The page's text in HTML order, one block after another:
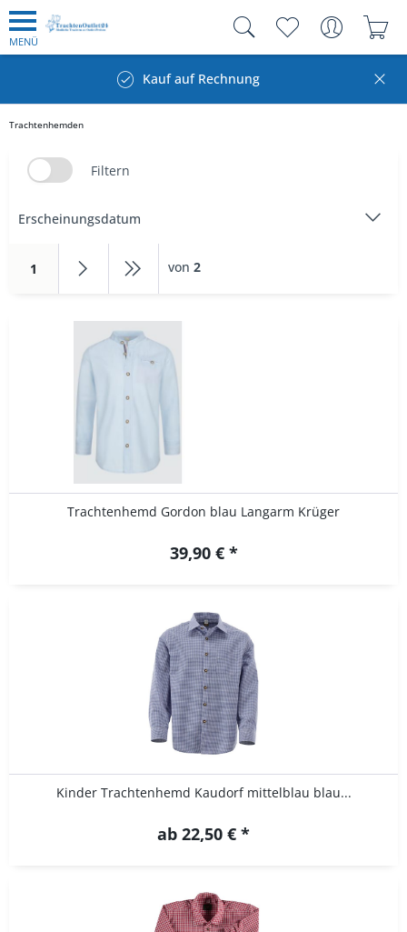
MENÜ
Kauf auf Rechnung
Trachtenhemden
Filtern
1 von 2
Trachtenhemd Gordon blau Langarm Krüger
39,90 € *
Kinder Trachtenhemd Kaudorf mittelblau blau...
ab 22,50 € *